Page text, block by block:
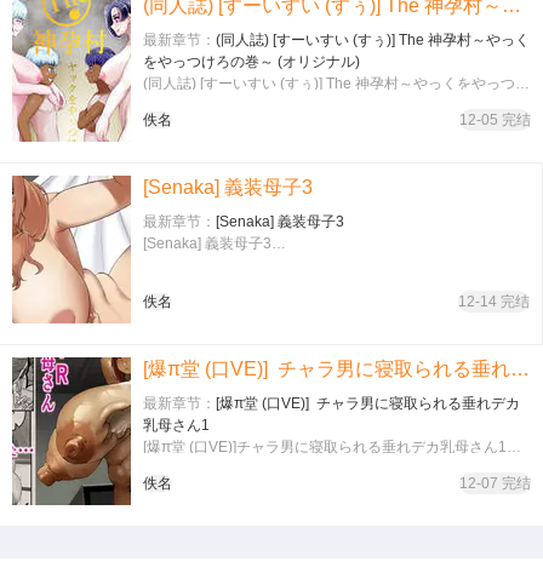
(同人誌) [すーいすい (すぅ)] The 神孕村～やっくをやっつけろの巻～ (オリジナル)
最新章节： (同人誌) [すーいすい (すぅ)] The 神孕村～やっく
をやっつけろの巻～ (オリジナル)
(同人誌) [すーいすい (すぅ)] The 神孕村～やっくをやっつけ
佚名
12-05 完结
[Senaka] 義装母子3
最新章节： [Senaka] 義装母子3
[Senaka] 義装母子3…
佚名 12-14 完结
[爆π堂 (口VE)] チャラ男に寝取られる垂れデカ乳母さん1
最新章节： [爆π堂 (口VE)] チャラ男に寝取られる垂れデカ
乳母さん1
[爆π堂 (口VE)]チャラ男に寝取られる垂れデカ乳母さん1…
佚名 12-07 完结